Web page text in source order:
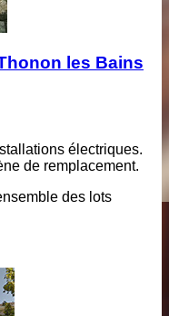
les Bains
électriques.
de remplacement.
des lots